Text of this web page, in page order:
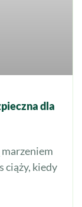
dla
marzeniem
ciąży, kiedy